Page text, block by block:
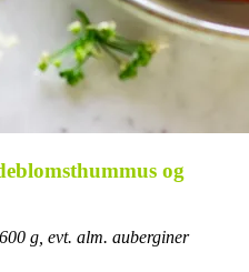
og
g, evt. alm. auberginer